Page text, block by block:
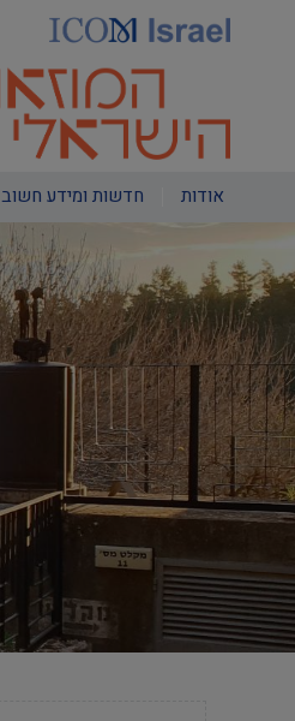
Main
navigation
אודות חדשות ומידע חשוב